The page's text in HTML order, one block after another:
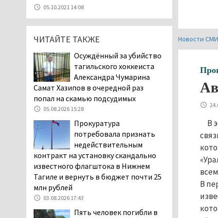
Новости
В
В
уголовное дело о
мошенничестве при
строительстве ИЖС в Нижнем
Тагиле
Екатеринбург подвергся
атаке БПЛА, восемь из
них были сбиты, три
упали на крышу логистического
центра
Тагильские спасатели
помогли заблудившемуся
в лесу мужчине найти
дорогу домой
Дзержинского района
Нижнего Тагила
05.10.2021 14:08
ЧИТАЙТЕ ТАКЖЕ
Осуждённый за убийство
тагильского хоккеиста
Александра Чумарина
Самат Хазипов в очередной раз
попал на скамью подсудимых
05.08.2026 15:28
Прокуратура
потребовала признать
недействительным
контракт на установку скандально
известного флагштока в Нижнем
Тагиле и вернуть в бюджет почти 25
млн рублей
03.08.2026 17:43
Пять человек погибли в